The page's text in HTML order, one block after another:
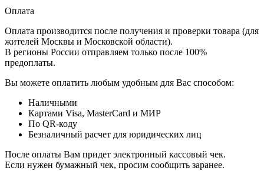
Оплата
Оплата производится после получения и проверки товара (для
жителей Москвы и Московской области).
В регионы России отправляем только после 100%
предоплаты.
Вы можете оплатить любым удобным для Вас способом:
Наличными
Картами Visa, MasterCard и МИР
По QR-коду
Безналичный расчет для юридических лиц
После оплаты Вам придет электронный кассовый чек.
Если нужен бумажный чек, просим сообщить заранее.